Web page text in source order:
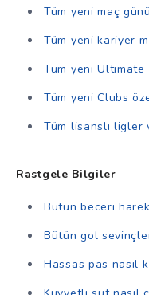
Tüm yeni maç
Tüm yeni kariyer
Tüm yeni
Tüm yeni Clubs
Tüm lisanslı ligler
Rastgele Bilgiler
Bütün beceri
Bütün gol
Hassas pas nasıl